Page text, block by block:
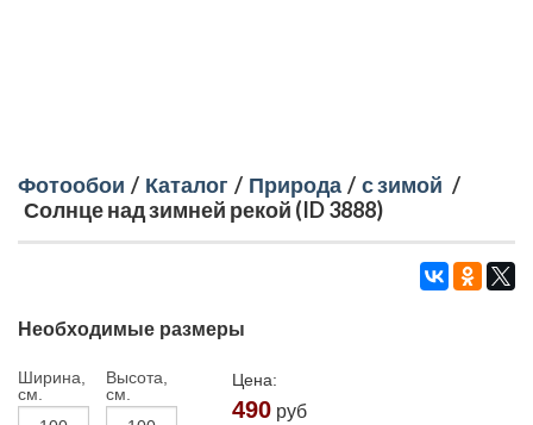
Фотообои / Каталог / Природа / с зимой /
Солнце над зимней рекой (ID 3888)
Необходимые размеры
Ширина,
см.
Высота,
см.
Цена:
490 руб